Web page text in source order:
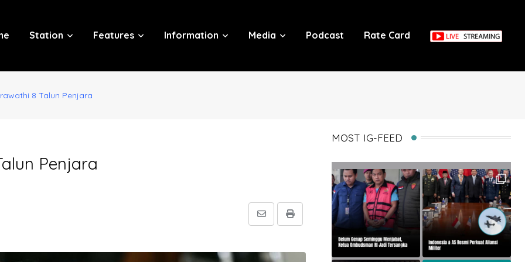
Station Features Information Media Podcast Rate Card
8 Talun Penjara
Penjara
Print
Share
MOST IG-FEED